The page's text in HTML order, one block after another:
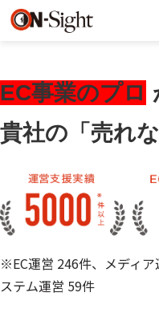
EC事業のプロ
貴社の「売れ
※EC運営 246件、メディ
ステム運営 59件